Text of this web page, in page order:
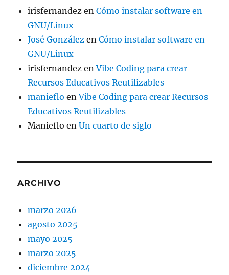
irisfernandez enCómo instalar software en
GNU/Linux
José González enCómo instalar software en
GNU/Linux
irisfernandez enVibe Coding para crear
Recursos Educativos Reutilizables
manieflo enVibe Coding para crear Recursos
Educativos Reutilizables
Manieflo enUn cuarto de siglo
ARCHIVO
marzo 2026
agosto 2025
mayo 2025
marzo 2025
diciembre 2024